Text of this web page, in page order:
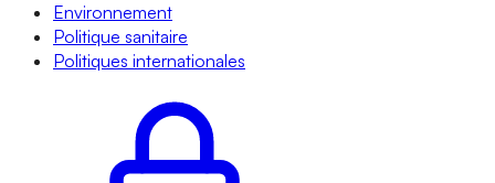
Environnement
Politique sanitaire
Politiques internationales